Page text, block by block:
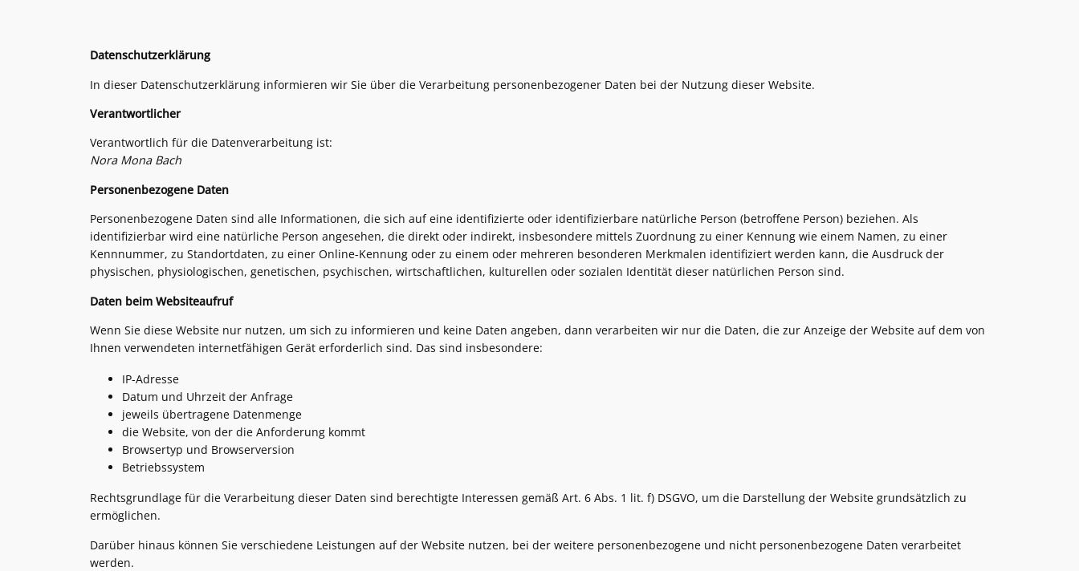
Datenschutzerklärung
In dieser Datenschutzerklärung informieren wir Sie über die Verarbeitung personenbezogener Daten bei der Nutzung dieser Website.
Verantwortlicher
Verantwortlich für die Datenverarbeitung ist:
Nora Mona Bach
Personenbezogene Daten
Personenbezogene Daten sind alle Informationen, die sich auf eine identifizierte oder identifizierbare natürliche Person (betroffene Person) beziehen. Als
identifizierbar wird eine natürliche Person angesehen, die direkt oder indirekt, insbesondere mittels Zuordnung zu einer Kennung wie einem Namen, zu einer
Kennnummer, zu Standortdaten, zu einer Online-Kennung oder zu einem oder mehreren besonderen Merkmalen identifiziert werden kann, die Ausdruck der
physischen, physiologischen, genetischen, psychischen, wirtschaftlichen, kulturellen oder sozialen Identität dieser natürlichen Person sind.
Daten beim Websiteaufruf
Wenn Sie diese Website nur nutzen, um sich zu informieren und keine Daten angeben, dann verarbeiten wir nur die Daten, die zur Anzeige der Website auf dem von
Ihnen verwendeten internetfähigen Gerät erforderlich sind. Das sind insbesondere:
IP-Adresse
Datum und Uhrzeit der Anfrage
jeweils übertragene Datenmenge
die Website, von der die Anforderung kommt
Browsertyp und Browserversion
Betriebssystem
Rechtsgrundlage für die Verarbeitung dieser Daten sind berechtigte Interessen gemäß Art. 6 Abs. 1 lit. f) DSGVO, um die Darstellung der Website grundsätzlich zu
ermöglichen.
Darüber hinaus können Sie verschiedene Leistungen auf der Website nutzen, bei der weitere personenbezogene und nicht personenbezogene Daten verarbeitet
werden.